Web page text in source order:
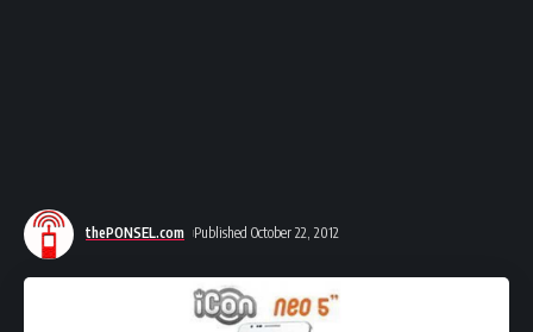
thePONSEL.com Published October 22, 2012